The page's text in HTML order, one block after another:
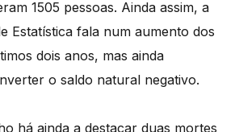
1505 pessoas. Ainda assim, a
Estatística fala num aumento dos
dois anos, mas ainda
o saldo natural negativo.
há ainda a destacar duas mortes